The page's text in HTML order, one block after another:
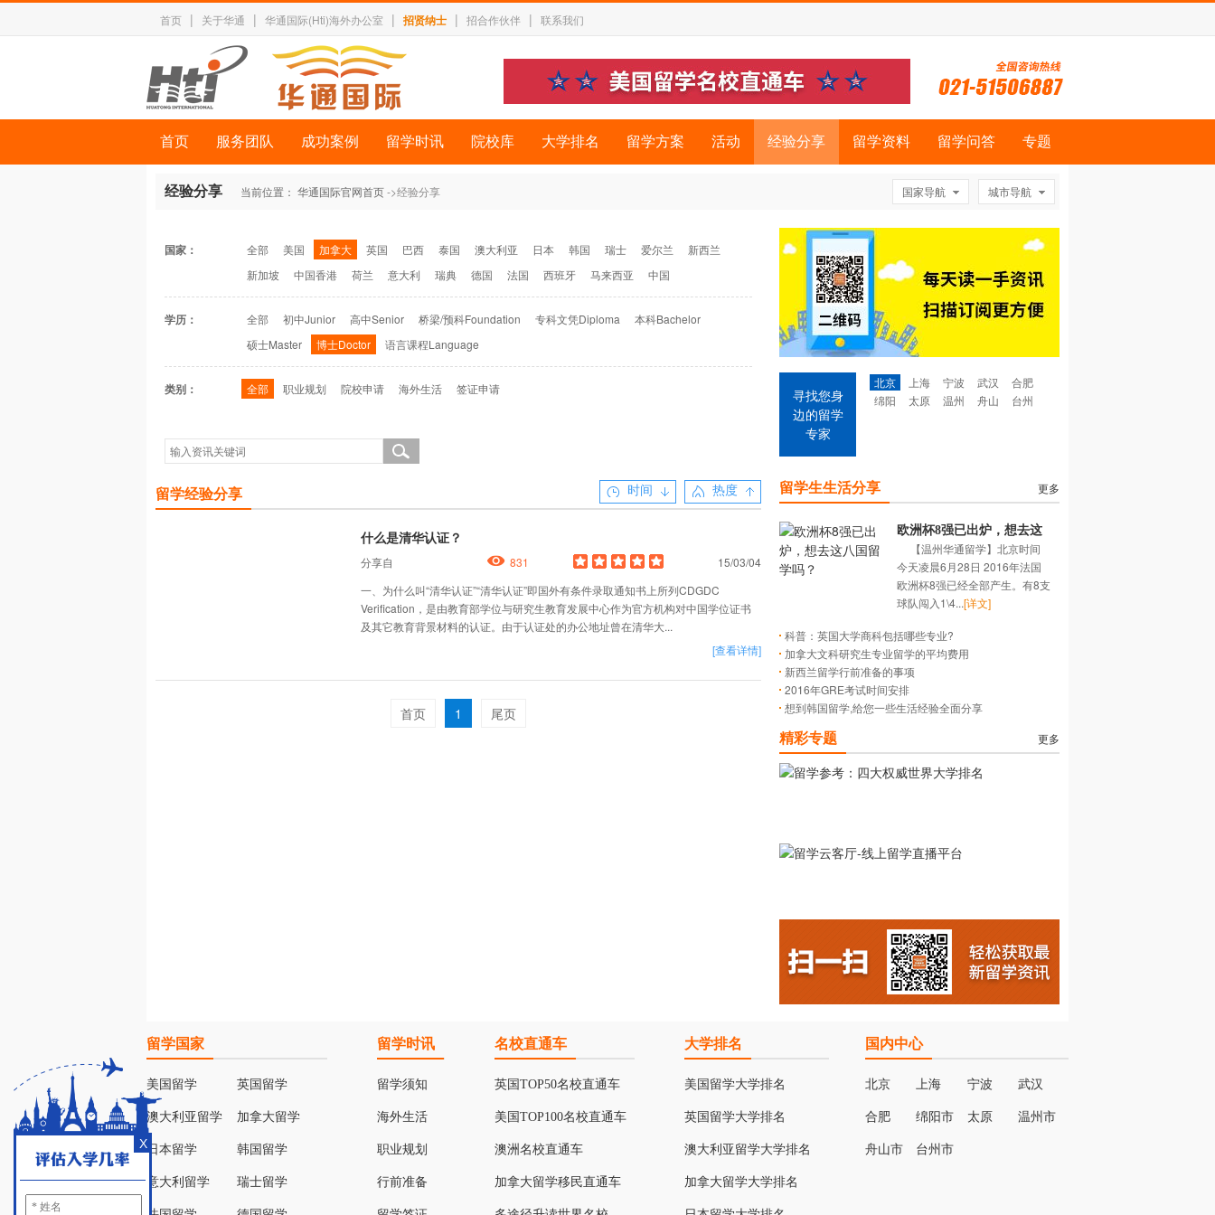
首页 | 关于华通 | 华通国际(Hti)海外办公室 | 招贤纳士 | 招合作伙伴 | 联系我们
首页 服务团队 成功案例 留学时讯 院校库 大学排名 留学方案 活动 经验分享 留学资料 留学问答 专题
经验分享 国家导航 城市导航
当前位置： 华通国际官网首页->经验分享
国家： 全部 美国 加拿大 英国 巴西 泰国 澳大利亚 日本 韩国 瑞士 爱尔兰
新西兰
新加坡
中国香港 荷兰 意大利 瑞典 德国 法国 西班牙 马来西亚 中国
学历： 全部 初中Junior 高中Senior 桥梁/预科Foundation 专科文凭Diploma
本科Bachelor
硕士Master
博士Doctor 语言课程Language
类别： 全部 职业规划 院校申请 海外生活 签证申请
留学经验分享 时间 热度
什么是清华认证？
分享自 831
15/03/04
一、为什么叫“清华认证”“清华认证”即国外有条件录取通知书上所列CDGDC
Verification，是由教育部学位与研究生教育发展中心作为官方机构对中国学位证书
及其它教育背景材料的认证。由于认证处的办公地址曾在清华大...
[查看详情]
首页 1 尾页
寻找您身
边的留学
专家
北京 上海 宁波 武汉
合肥
绵阳
太原 温州 舟山 台州
留学生生活分享 更多
欧洲杯8强已出炉，想去这
八国留学吗？
【温州华通留学】北京时间
今天凌晨6月28日 2016年法国
欧洲杯8强已经全部产生。有8支
球队闯入1\4...[详文]
科普：英国大学商科包括哪些专业?
加拿大文科研究生专业留学的平均费用
新西兰留学行前准备的事项
2016年GRE考试时间安排
想到韩国留学,给您一些生活经验全面分享
精彩专题
更多
X
留学国家
美国留学 英国留学
澳大利亚留学 加拿大留学
日本留学 韩国留学
意大利留学 瑞士留学
留学时讯
留学须知
海外生活
职业规划
行前准备
名校直通车
英国TOP50名校直通车
美国TOP100名校直通车
澳洲名校直通车
加拿大留学移民直通车
大学排名
美国留学大学排名
英国留学大学排名
澳大利亚留学大学排名
加拿大留学大学排名
国内中心
北京 上海 宁波 武汉
合肥 绵阳市 太原 温州市
舟山市 台州市